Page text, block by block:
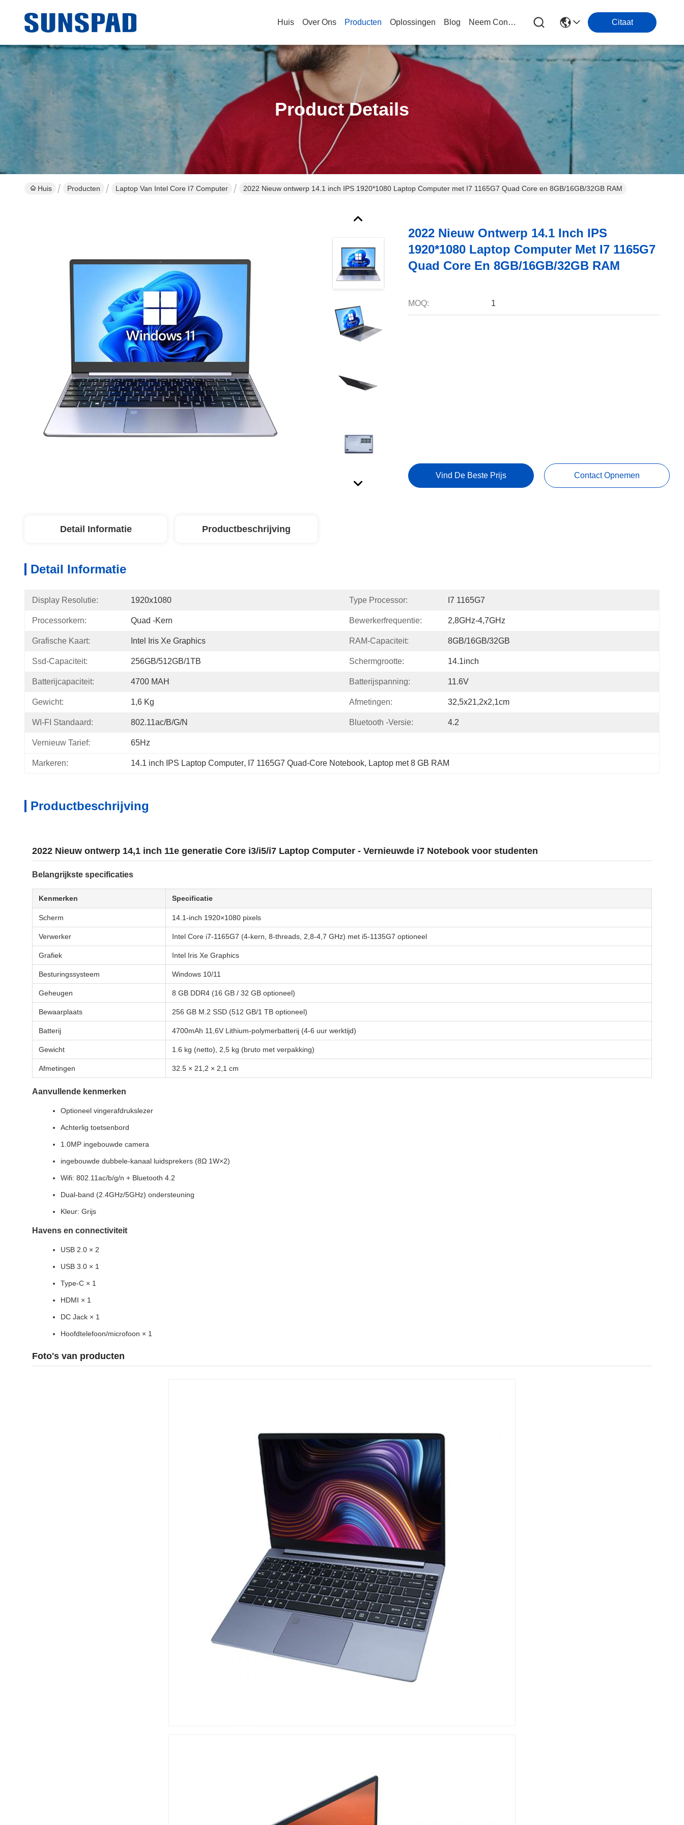
Huis Over Ons Producten Oplossingen Blog Neem Contact Met Ons Op Citaat
Product Details
Huis Producten Laptop Van Intel Core I7 Computer 2022 Nieuw ontwerp 14.1 inch IPS 1920*1080 Laptop Computer met I7 1165G7 Quad Core en 8GB/16GB/32GB RAM
2022 Nieuw Ontwerp 14.1 Inch IPS
1920*1080 Laptop Computer Met I7 1165G7
Quad Core En 8GB/16GB/32GB RAM
MOQ: 1
Vind De Beste Prijs Contact Opnemen
Detail Informatie Productbeschrijving
Detail Informatie
Display Resolutie: 1920x1080 Type Processor: I7 1165G7
Processorkern: Quad -kern Bewerkerfrequentie: 2,8GHz-4,7GHz
Grafische Kaart: Intel Iris Xe Graphics RAM-Capaciteit: 8GB/16GB/32GB
Ssd-Capaciteit: 256GB/512GB/1TB Schermgrootte: 14.1inch
Batterijcapaciteit: 4700 MAH Batterijspanning: 11.6V
Gewicht: 1,6 Kg Afmetingen: 32,5x21,2x2,1cm
WI-FI Standaard: 802.11ac/b/g/n Bluetooth -versie: 4.2
Vernieuw Tarief: 65Hz
Markeren: 14.1 inch IPS Laptop Computer, I7 1165G7 Quad-Core Notebook, Laptop met 8 GB RAM
Productbeschrijving
2022 Nieuw ontwerp 14,1 inch 11e generatie Core i3/i5/i7 Laptop Computer - Vernieuwde i7 Notebook voor studenten
Belangrijkste specificaties
Kenmerken Specificatie
Scherm 14.1-inch 1920×1080 pixels
Verwerker Intel Core i7-1165G7 (4-kern, 8-threads, 2,8-4,7 GHz) met i5-1135G7 optioneel
Grafiek Intel Iris Xe Graphics
Besturingssysteem Windows 10/11
Geheugen 8 GB DDR4 (16 GB / 32 GB optioneel)
Bewaarplaats 256 GB M.2 SSD (512 GB/1 TB optioneel)
Batterij 4700mAh 11,6V Lithium-polymerbatterij (4-6 uur werktijd)
Gewicht 1.6 kg (netto), 2,5 kg (bruto met verpakking)
Afmetingen 32.5 × 21,2 × 2,1 cm
Aanvullende kenmerken
Optioneel vingerafdrukslezer
Achterlig toetsenbord
1.0MP ingebouwde camera
ingebouwde dubbele-kanaal luidsprekers (8Ω 1W×2)
Wifi: 802.11ac/b/g/n + Bluetooth 4.2
Dual-band (2.4GHz/5GHz) ondersteuning
Kleur: Grijs
Havens en connectiviteit
USB 2.0 × 2
USB 3.0 × 1
Type-C × 1
HDMI × 1
DC Jack × 1
Hoofdtelefoon/microfoon × 1
Foto's van producten